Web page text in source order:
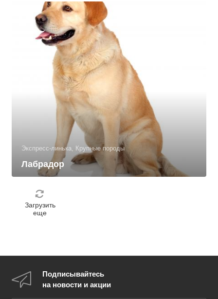
Экспресс-линька, Крупные породы
Лабрадор
Загрузить
еще
Подписывайтесь
на новости и акции